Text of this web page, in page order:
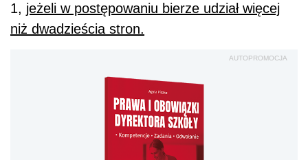
1, jeżeli w postępowaniu bierze udział więcej
niż dwadzieścia stron.
AUTOPROMOCJA